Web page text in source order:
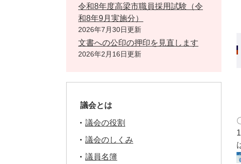
令和8年度高梁市職員採用試験（令
和8年9月実施分）
2026年7月30日更新
文書への公印の押印を見直します
2026年2月16日更新
議会とは
議会の役割
議会のしくみ
議員名簿